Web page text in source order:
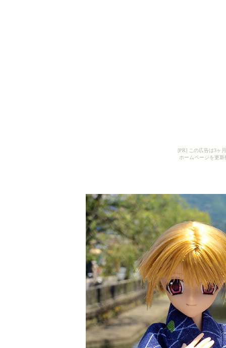
[PR] この広告は3ヶ
ホームページを更